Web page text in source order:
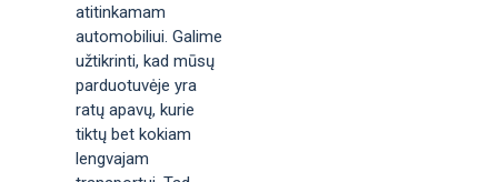
atitinkamam
automobiliui. Galime
užtikrinti, kad mūsų
parduotuvėje yra
ratų apavų, kurie
tiktų bet kokiam
lengvajam